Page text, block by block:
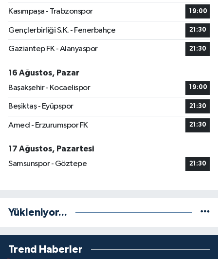
Kasımpaşa - Trabzonspor 19:00
Gençlerbirliği S.K. - Fenerbahçe 21:30
Gaziantep FK - Alanyaspor 21:30
16 Ağustos, Pazar
Başakşehir - Kocaelispor
19:00
Beşiktaş - Eyüpspor 21:30
Amed - Erzurumspor FK 21:30
17 Ağustos, Pazartesi
Samsunspor - Göztepe
21:30
Yükleniyor...
Trend Haberler